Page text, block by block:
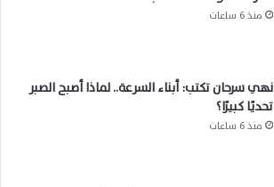
منذ 6 ساعات
نهي سرحان تكتب: أبناء السرعة.. لماذا أصبح الصبر
تحديًا كبيرًا؟
منذ 6 ساعات